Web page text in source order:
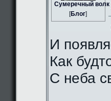
Сумеречный волк
[Блог]
И
Как
С неба